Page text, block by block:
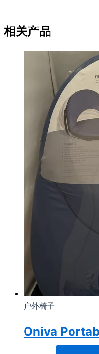
相关产品
户外椅子
Oniva